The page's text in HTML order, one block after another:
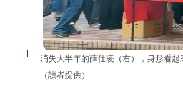
消失大半年的薛仕凌（右），身形看起
（讀者提供）